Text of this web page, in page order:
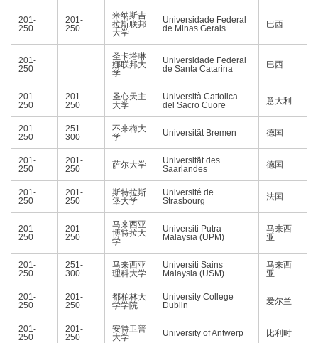
201-
250
201-
250
米纳斯吉
拉斯联邦
大学
Universidade Federal
de Minas Gerais
巴西
201-
250
圣卡塔琳
娜联邦大
学
Universidade Federal
de Santa Catarina
巴西
201-
250
201-
250
圣心天主
大学
Università Cattolica
del Sacro Cuore
意大利
201-
250
251-
300
不来梅大
学
Universität Bremen 德国
201-
250
201-
250
萨尔大学
Universität des
Saarlandes
德国
201-
250
201-
250
斯特拉斯
堡大学
Université de
Strasbourg
法国
201-
250
201-
250
马来西亚
博特拉大
学
Universiti Putra
Malaysia (UPM)
马来西
亚
201-
250
251-
300
马来西亚
理科大学
Universiti Sains
Malaysia (USM)
马来西
亚
201-
250
201-
250
都柏林大
学学院
University College
Dublin
爱尔兰
201-
250
201-
250
安特卫普
大学
University of Antwerp 比利时